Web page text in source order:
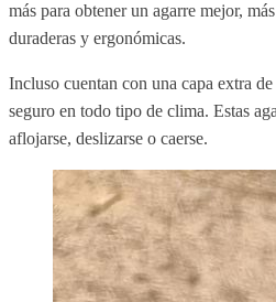
más para obtener un agarre mejor,
duraderas y ergonómicas.
Incluso cuentan con una capa extra
seguro en todo tipo de clima. Estas
aflojarse, deslizarse o caerse.